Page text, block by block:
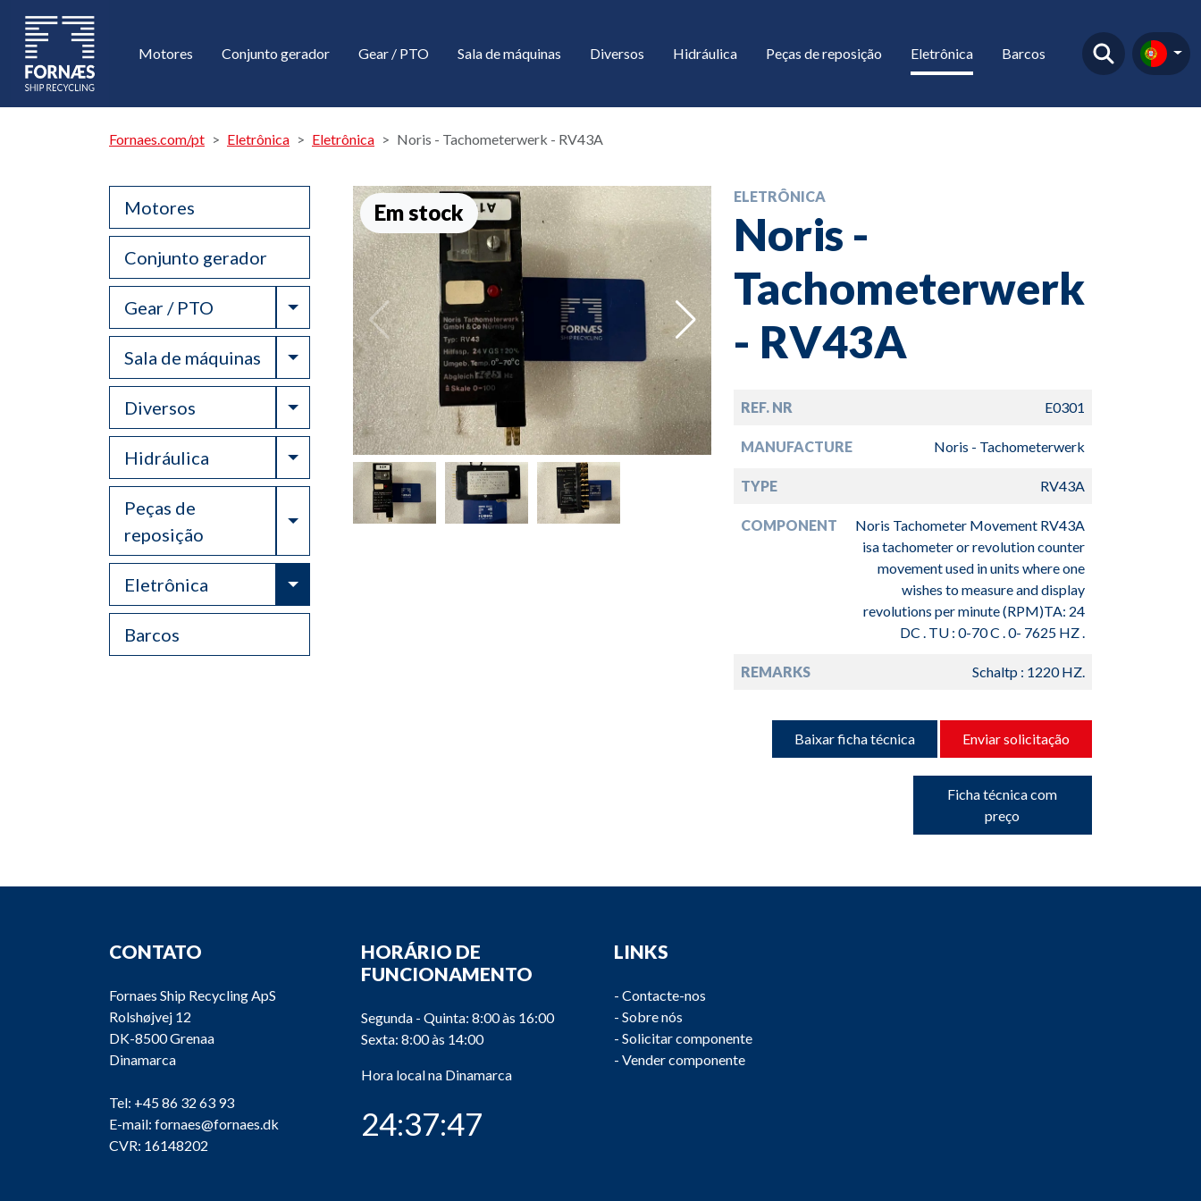
Motores Conjunto gerador Gear / PTO Sala de máquinas Diversos Hidráulica Peças de reposição Eletrônica Barcos
Fornaes.com/pt Eletrônica Eletrônica Noris - Tachometerwerk - RV43A
Motores
Conjunto gerador
Gear / PTO Toggle Dropdown
Sala de máquinas Toggle Dropdown
Diversos Toggle Dropdown
Hidráulica Toggle Dropdown
Peças de
reposição
Toggle Dropdown
Eletrônica Toggle Dropdown
Barcos
Em stock
ELETRÔNICA
Noris -
Tachometerwerk
- RV43A
REF. NR E0301
MANUFACTURE Noris - Tachometerwerk
TYPE RV43A
COMPONENT
Noris Tachometer Movement RV43A
isa tachometer or revolution counter
movement used in units where one
wishes to measure and display
revolutions per minute (RPM)TA: 24
DC . TU : 0-70 C . 0- 7625 HZ .
REMARKS Schaltp : 1220 HZ.
Baixar ficha técnica Enviar solicitação
Ficha técnica com
preço
CONTATO
Fornaes Ship Recycling ApS
Rolshøjvej 12
DK-8500 Grenaa
Dinamarca
Tel: +45 86 32 63 93
E-mail: fornaes@fornaes.dk
CVR: 16148202
HORÁRIO DE
FUNCIONAMENTO
Segunda - Quinta: 8:00 às 16:00
Sexta: 8:00 às 14:00
Hora local na Dinamarca
24:37:48
LINKS
- Contacte-nos
- Sobre nós
- Solicitar componente
- Vender componente